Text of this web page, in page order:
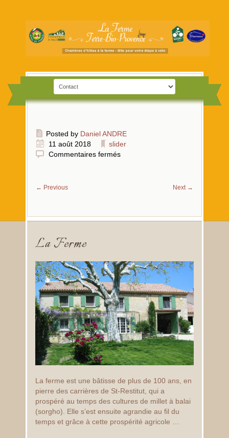
Posted by Daniel ANDRE
11 août 2018
slider
Commentaires fermés
← Previous Next →
La Ferme
La ferme est une bâtisse de plus de 100 ans, en
pierre des carrières de St-Restitut, qui a
prospéré au temps des cultures de millet à balai
(sorgho). Elle s’est ensuite agrandie au fil du
temps et grâce à cette prospérité agricole …